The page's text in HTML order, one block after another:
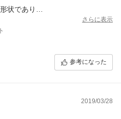
状であり
ザで、納品ミスではないかと思
りの割高なので
と思われます。
さらに表示
参考になった
2019/03/28